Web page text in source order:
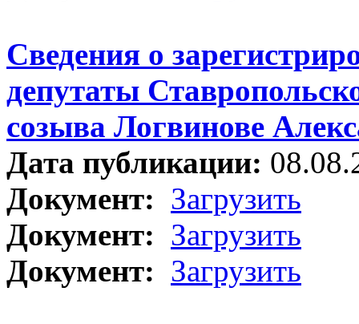
Сведения о
депутаты
созыва Логвинове
Дата публикации:
Документ: Загрузить
Документ: Загрузить
Документ: Загрузить